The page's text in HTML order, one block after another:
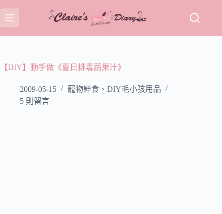
至
主
容【DIY】動手做《夏日排毒蔬果汁》
2009-05-15
寵物鮮食、DIY毛小孩用品
5 則留言